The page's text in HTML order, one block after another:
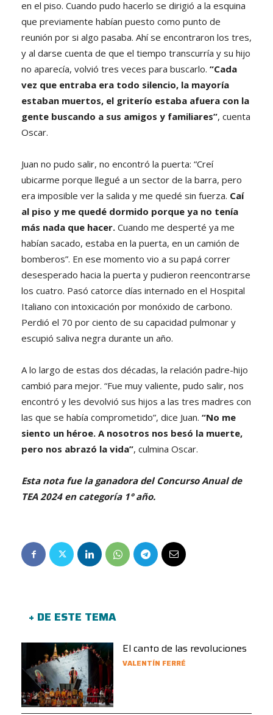
en el piso. Cuando pudo hacerlo se dirigió a la esquina
que previamente habían puesto como punto de
reunión por si algo pasaba. Ahí se encontraron los tres,
y al darse cuenta de que el tiempo transcurría y su hijo
no aparecía, volvió tres veces para buscarlo. “Cada
vez que entraba era todo silencio, la mayoría
estaban muertos, el griterío estaba afuera con la
gente buscando a sus amigos y familiares”, cuenta
Oscar.
Juan no pudo salir, no encontró la puerta: “Creí
ubicarme porque llegué a un sector de la barra, pero
era imposible ver la salida y me quedé sin fuerza. Caí
al piso y me quedé dormido porque ya no tenía
más nada que hacer. Cuando me desperté ya me
habían sacado, estaba en la puerta, en un camión de
bomberos”. En ese momento vio a su papá correr
desesperado hacia la puerta y pudieron reencontrarse
los cuatro. Pasó catorce días internado en el Hospital
Italiano con intoxicación por monóxido de carbono.
Perdió el 70 por ciento de su capacidad pulmonar y
escupió saliva negra durante un año.
A lo largo de estas dos décadas, la relación padre-hijo
cambió para mejor. “Fue muy valiente, pudo salir, nos
encontró y les devolvió sus hijos a las tres madres con
las que se había comprometido”, dice Juan. “No me
siento un héroe. A nosotros nos besó la muerte,
pero nos abrazó la vida”, culmina Oscar.
Esta nota fue la ganadora del Concurso Anual de
TEA 2024 en categoría 1° año.
+ DE ESTE TEMA
El canto de las revoluciones
VALENTÍN FERRÉ